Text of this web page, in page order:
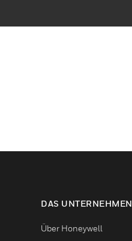
DAS UNTERNEHMEN
Über Honeywell